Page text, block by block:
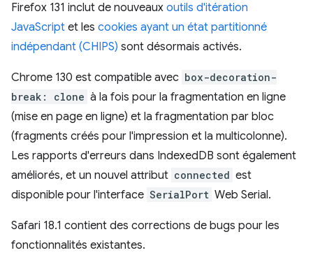
Firefox 131 inclut de nouveaux outils d'itération
JavaScript et les cookies ayant un état partitionné
indépendant (CHIPS) sont désormais activés.
Chrome 130 est compatible avec box-decoration-
break: clone à la fois pour la fragmentation en ligne
(mise en page en ligne) et la fragmentation par bloc
(fragments créés pour l'impression et la multicolonne).
Les rapports d'erreurs dans IndexedDB sont également
améliorés, et un nouvel attribut connected est
disponible pour l'interface SerialPort Web Serial.
Safari 18.1 contient des corrections de bugs pour les
fonctionnalités existantes.